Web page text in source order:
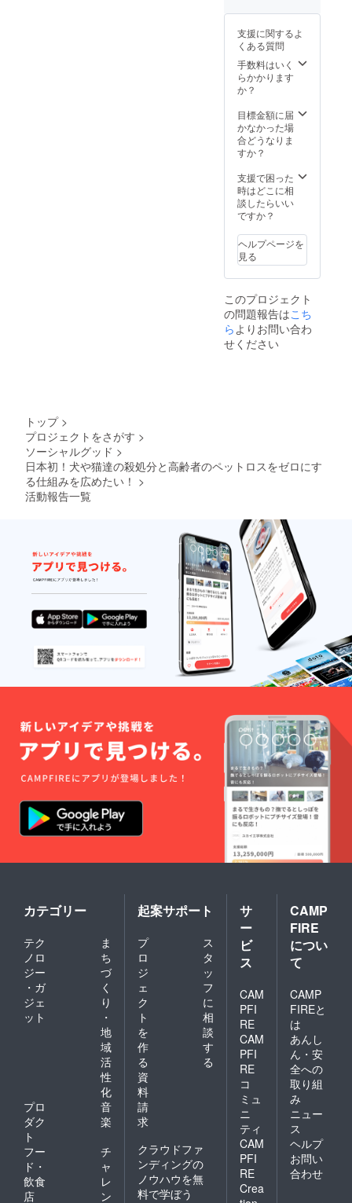
必ずＵ
ＲＬを
ご記載
くださ
い。お
名前に
せてい
ただき
ます。
数口、
又は他
のリ
ターン
合わせ
てのご
支援が
可能で
ＨＰへ
のお名
前掲載
は7月以
※保護活
動をさ
れてい
る団体
さまや
ワン
ル、猫
ちゃん
サーク
やブロ
グへの
リンク
をご希
は、備
考欄に
必ずＵ
ＲＬを
くださ
い。お
名前に
リンク
を貼ら
ターン
支援が
可能で
す。 ※
ＨＰへ
のお名
前掲載
は7月以
降にな
りま
す。
ネット
ナルポ
スト
カード
８枚
セット
トン
チット
消臭剤
（ミニ
ル） ※
ニック
ネーム
をご希
は、必
ず備考
欄にご
希望の
ネーム
をご記
載くだ
さい。
※保護活
ちゃん
サーク
グへの
リンク
をご希
望の方
は、備
考欄に
必ずＵ
ＲＬを
ご記載
くださ
い。お
名前に
リンク
を貼ら
ただき
ます。
※リター
ンは複
数口、
又は他
のリ
ターン
と組み
てのご
支援が
可能で
ＨＰへ
のお名
前掲載
は7月以
降にな
支援に関するよ
くある質問
手数料はいく
らかかります
か？
目標金額に届
かなかった場
合どうなりま
すか？
支援で困った
時はどこに相
談したらいい
ですか？
ヘルプページを
見る
このプロジェクト
の問題報告はこち
ら よりお問い合わ
せください
トップ >
プロジェクトをさがす >
ソーシャルグッド >
日本初！犬や猫達の殺処分と高齢者のペットロスをゼロにす
る仕組みを広めたい！ >
活動報告一覧
カテゴリー
テク
ノロ
ジー
・ガ
ジェ
ット
ま
ち
づ
く
り
・
地
域
活
性
化
プロ
ダク
ト
音
楽
フー
ド・
飲食
店
チ
ャ
レ
ン
起案サポート
プ
ロ
ジ
ェ
ク
ト
を
作
る
ス
タ
ッ
フ
に
相
談
す
る
資
料
請
求
クラウドファ
ンディングの
ノウハウを無
料で学ぼう
サ
ー
ビ
ス
CAM
PFI
RE
CAM
PFI
RE
コ
ミュ
ニ
ティ
CAM
PFI
RE
Crea
CAMP
FIRE
につい
て
CAMP
FIREと
は
あんし
ん・安
全への
取り組
み
ニュー
ス
ヘルプ
お問い
合わせ